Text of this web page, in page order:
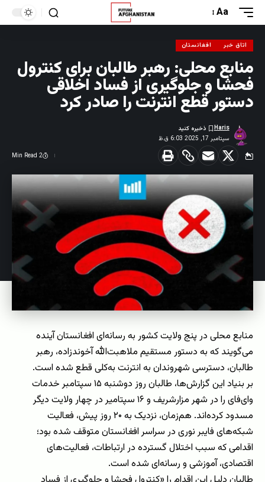
Aa
اتاق خبر افغانستان
منابع محلی: رهبر طالبان برای کنترول
فحشا و جلوگیری از فساد اخلاقی
دستور قطع انترنت را صادر کرد
سپتامبر 17, 2025 6:03 ق.ظ
Haris
2 Min Read
منابع محلی در پنج ولایت کشور به رسانه‌ای افغانستان آینده
می‌گویند که به دستور مستقیم ملاهبت‌الله آخوندزاده، رهبر
طالبان، دسترسی شهروندان به انترنت به‌کلی قطع شده است.
بر بنیاد این گزارش‌ها، طالبان روز دوشنبه ۱۵ سپتامبر خدمات
وای‌فای را در شهر مزارشریف و ۱۶ سپتامیر در چهار ولایت دیگر
مسدود کرده‌اند. هم‌زمان، نزدیک به ۲۰ روز پیش، فعالیت
شبکه‌های فایبر نوری در سراسر افغانستان متوقف شده بود؛
اقدامی که سبب اختلال گسترده در ارتباطات، فعالیت‌های
اقتصادی، آموزشی و رسانه‌ای شده است.